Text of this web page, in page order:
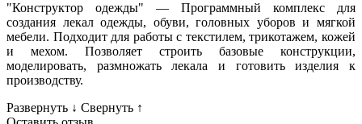
"Конструктор одежды" — Программный комплекс для
создания лекал одежды, обуви, головных уборов и мягкой
мебели. Подходит для работы с текстилем, трикотажем, кожей
и мехом. Позволяет строить базовые конструкции,
моделировать, размножать лекала и готовить изделия к
производству.
Развернуть ↓ Свернуть ↑